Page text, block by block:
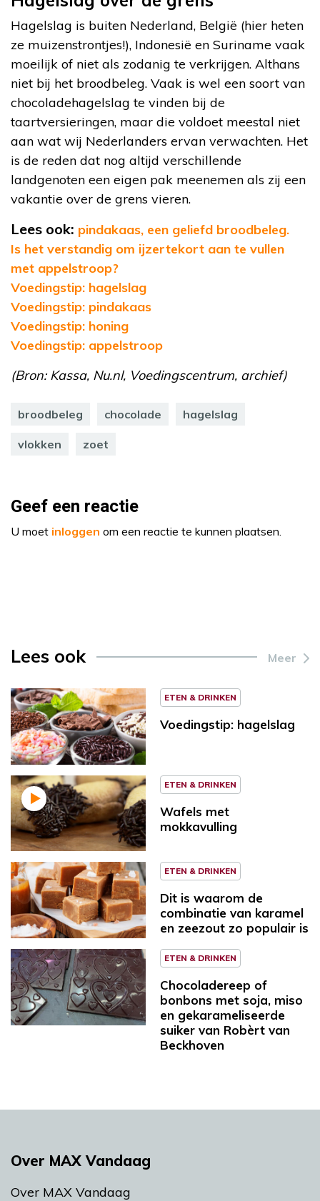
Hagelslag is buiten Nederland, België (hier heten
ze muizenstrontjes!), Indonesië en Suriname vaak
moeilijk of niet als zodanig te verkrijgen. Althans
niet bij het broodbeleg. Vaak is wel een soort van
chocoladehagelslag te vinden bij de
taartversieringen, maar die voldoet meestal niet
aan wat wij Nederlanders ervan verwachten. Het
is de reden dat nog altijd verschillende
landgenoten een eigen pak meenemen als zij een
vakantie over de grens vieren.
Lees ook: pindakaas, een geliefd broodbeleg.
Is het verstandig om ijzertekort aan te vullen
met appelstroop?
Voedingstip: hagelslag
Voedingstip: pindakaas
Voedingstip: honing
Voedingstip: appelstroop
(Bron: Kassa, Nu.nl, Voedingscentrum, archief)
broodbeleg chocolade hagelslag
vlokken zoet
Geef een reactie
U moet inloggen om een reactie te kunnen plaatsen.
Lees ook Meer
ETEN & DRINKEN
Voedingstip: hagelslag
ETEN & DRINKEN
Wafels met
mokkavulling
ETEN & DRINKEN
Dit is waarom de
combinatie van karamel
en zeezout zo populair is
ETEN & DRINKEN
Chocoladereep of
bonbons met soja, miso
en gekarameliseerde
suiker van Robèrt van
Beckhoven
Over MAX Vandaag
Over MAX Vandaag